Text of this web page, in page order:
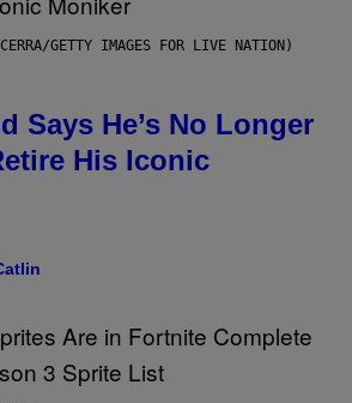
GETTY IMAGES FOR LIVE NATION)
Says He’s No Longer
His Iconic